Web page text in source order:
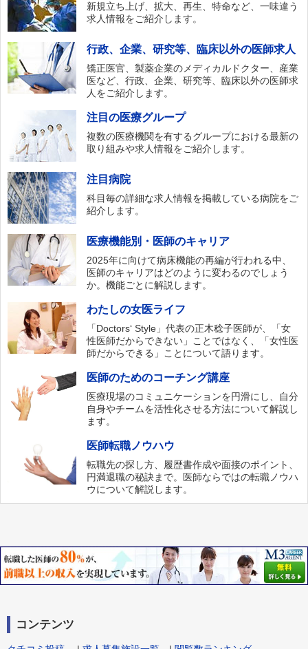
新規立ち上げ、拡大、再生、特命など、一味違う
求人情報をご紹介します。
行政、企業、研究等、臨床以外の医師求人
矯正医官、製薬企業のメディカルドクター、産業
医など、行政、企業、研究等、臨床以外の医師求
人をご紹介します。
注目の医療グループ
複数の医療機関を有するグループにおける最新の
取り組みや求人情報をご紹介します。
注目病院
科目毎の詳細な求人情報を掲載している病院をご
紹介します。
医療機能別・医師のキャリア
2025年に向けて病床機能の再編が行われる中、
医師のキャリアはどのように変わるのでしょう
か。機能ごとに解説します。
わたしの女医ライフ
「Doctors‘ Style」代表の正木稔子医師が、「女
性医師だからできない」ことではなく、「女性医
師だからできる」ことについて語ります。
医師のためのコーチング講座
医療現場のコミュニケーションを円滑にし、自分
自身やチームを活性化させる方法について解説し
ます。
医師転職ノウハウ
転職先の探し方、履歴書作成や面接のポイント、
円満退職の秘訣まで。医師ならではの転職ノウハ
ウについて解説します。
コンテンツ